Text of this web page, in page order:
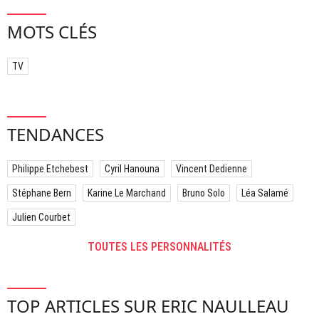
MOTS CLÉS
TV
TENDANCES
Philippe Etchebest Cyril Hanouna Vincent Dedienne
Stéphane Bern Karine Le Marchand Bruno Solo Léa Salamé
Julien Courbet
TOUTES LES PERSONNALITÉS
TOP ARTICLES SUR ERIC NAULLEAU